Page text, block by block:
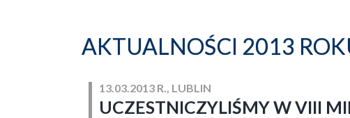
AKTUALNOŚCI 2013
13.03.2013 R., LUBLIN
UCZESTNICZYLIŚMY W VIII